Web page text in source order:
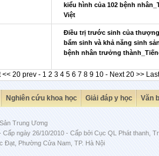
kiểu hình của 102 bệnh
Việt
Điều trị trước sinh của
bẩm sinh và khả năng sinh
bệnh nhân trưởng
<< 20 prev - 1 2 3 4 5 6 7 8 9 10 - Next 20 >>
Nghiên cứu khoa học Giải đáp y học Văn
Trung Ương
ngày 26/10/2010 - Cấp bởi Cục QL Phát thanh,
Đạt, Phường Cửa Nam, TP. Hà Nội